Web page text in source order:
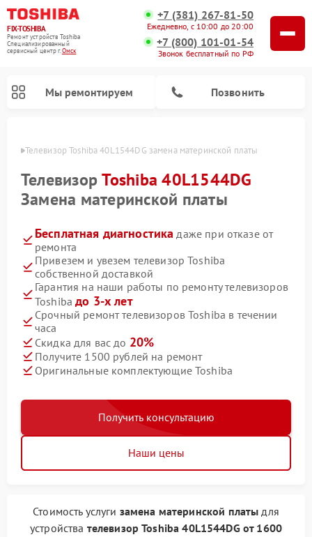
FIX-TOSHIBA
Ремонт устройств Toshiba
Специализированный
cервисный центр г.Омск
+7 (381) 267-81-50
Ежедневно, с 10:00 до 20:00
+7 (800) 101-01-54
Звонок бесплатный по РФ
Мы ремонтируем Позвонить
Телевизор Toshiba 40L1544DG замена материнской платы
ТелевизорToshiba 40L1544DG
Замена материнской платы
Бесплатная диагностика даже при отказе от
ремонта
Привезем и увезем телевизор Toshiba
собственной доставкой
Гарантия на наши работы по ремонту телевизоров
Toshibaдо 3-х лет
Срочный ремонт телевизоров Toshiba в течении
часа
Скидка для вас до 20%
Получите 1500 рублей на ремонт
Оригинальные комплектующие Toshiba
Получить консультацию
Наши цены
Стоимость услуги замена материнской платы для
устройства телевизор Toshiba40L1544DG от 1600